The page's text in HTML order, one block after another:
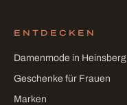
ENTDECKEN
Damenmode in Heinsberg
Geschenke für Frauen
Marken